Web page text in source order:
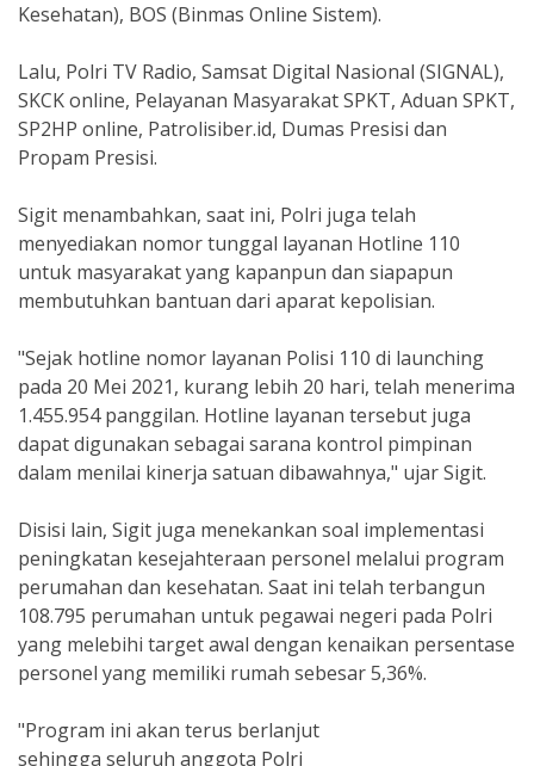
Kesehatan), BOS (Binmas Online Sistem).
Lalu, Polri TV Radio, Samsat Digital Nasional (SIGNAL),
SKCK online, Pelayanan Masyarakat SPKT, Aduan SPKT,
SP2HP online, Patrolisiber.id, Dumas Presisi dan
Propam Presisi.
Sigit menambahkan, saat ini, Polri juga telah
menyediakan nomor tunggal layanan Hotline 110
untuk masyarakat yang kapanpun dan siapapun
membutuhkan bantuan dari aparat kepolisian.
"Sejak hotline nomor layanan Polisi 110 di launching
pada 20 Mei 2021, kurang lebih 20 hari, telah menerima
1.455.954 panggilan. Hotline layanan tersebut juga
dapat digunakan sebagai sarana kontrol pimpinan
dalam menilai kinerja satuan dibawahnya," ujar Sigit.
Disisi lain, Sigit juga menekankan soal implementasi
peningkatan kesejahteraan personel melalui program
perumahan dan kesehatan. Saat ini telah terbangun
108.795 perumahan untuk pegawai negeri pada Polri
yang melebihi target awal dengan kenaikan persentase
personel yang memiliki rumah sebesar 5,36%.
"Program ini akan terus berlanjut
sehingga seluruh anggota Polri